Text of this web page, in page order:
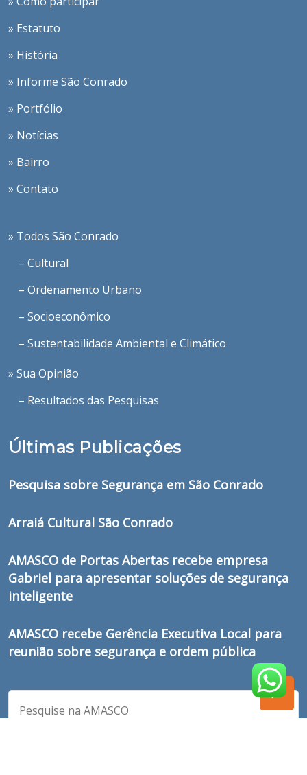
» Estatuto
» História
» Informe São Conrado
» Portfólio
» Notícias
» Bairro
» Contato
» Todos São Conrado
– Cultural
– Ordenamento Urbano
– Socioeconômico
– Sustentabilidade Ambiental e Climático
» Sua Opinião
– Resultados das Pesquisas
Últimas Publicações
Pesquisa sobre Segurança em São Conrado
Arraiá Cultural São Conrado
AMASCO de Portas Abertas recebe empresa
Gabriel para apresentar soluções de segurança
inteligente
AMASCO recebe Gerência Executiva Local para
reunião sobre segurança e ordem pública